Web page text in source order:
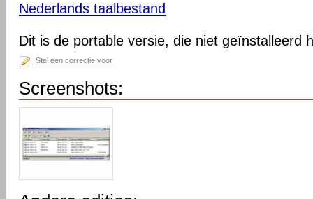
Nederlands taalbestand
Dit is de portable versie, die niet geïnstalleerd
Stel een correctie voor
Screenshots: